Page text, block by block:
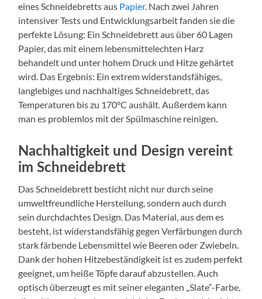
eines Schneidebretts aus Papier. Nach zwei Jahren
intensiver Tests und Entwicklungsarbeit fanden sie die
perfekte Lösung: Ein Schneidebrett aus über 60 Lagen
Papier, das mit einem lebensmittelechten Harz
behandelt und unter hohem Druck und Hitze gehärtet
wird. Das Ergebnis: Ein extrem widerstandsfähiges,
langlebiges und nachhaltiges Schneidebrett, das
Temperaturen bis zu 170°C aushält. Außerdem kann
man es problemlos mit der Spülmaschine reinigen.
Nachhaltigkeit und Design vereint
im Schneidebrett
Das Schneidebrett besticht nicht nur durch seine
umweltfreundliche Herstellung, sondern auch durch
sein durchdachtes Design. Das Material, aus dem es
besteht, ist widerstandsfähig gegen Verfärbungen durch
stark färbende Lebensmittel wie Beeren oder Zwiebeln.
Dank der hohen Hitzebeständigkeit ist es zudem perfekt
geeignet, um heiße Töpfe darauf abzustellen. Auch
optisch überzeugt es mit seiner eleganten „Slate“-Farbe,